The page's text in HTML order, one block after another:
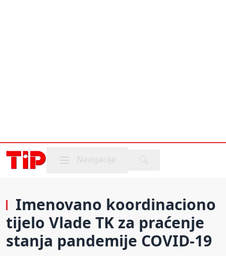
Mobile menu
Navigacija
Imenovano koordinaciono
tijelo Vlade TK za praćenje
stanja pandemije COVID-19